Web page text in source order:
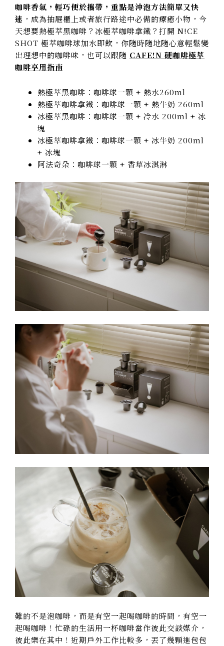
咖啡香氣，輕巧便於攜帶，重點是沖泡方法簡單又快
速 ，成為抽屜櫃上或者旅行路途中必備的療癒小物，今
天想要熱極萃黑咖啡？冰極萃咖啡拿鐵？打開 N!CE
SHOT 極萃咖啡球加水即飲，你隨時隨地隨心意輕鬆變
出理想中的咖啡味，也可以跟隨 CAFE!N 硬咖啡極萃
咖啡享用指南
熱極萃黑咖啡：咖啡球一顆 + 熱水260ml
熱極萃咖啡拿鐵：咖啡球一顆 + 熱牛奶 260ml
冰極萃黑咖啡：咖啡球一顆 + 冷水 200ml + 冰
塊
冰極萃咖啡拿鐵：咖啡球一顆 + 冰牛奶 200ml
+ 冰塊
阿法奇朵：咖啡球一顆 + 香草冰淇淋
難的不是泡咖啡，而是有空一起喝咖啡的時間，有空一
起喝咖啡！忙碌的生活用一杯咖啡當作彼此交談媒介，
彼此樂在其中！近期戶外工作比較多，丟了幾顆進包包